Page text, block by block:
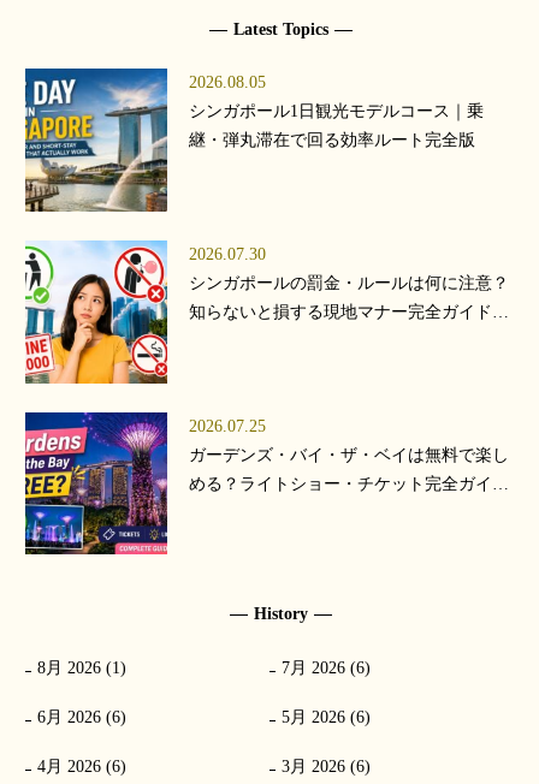
Latest Topics
2026.08.05
シンガポール1日観光モデルコース｜乗
継・弾丸滞在で回る効率ルート完全版
2026.07.30
シンガポールの罰金・ルールは何に注意？
知らないと損する現地マナー完全ガイド
2026.07.25
ガーデンズ・バイ・ザ・ベイは無料で楽し
める？ライトショー・チケット完全ガイド
History
8月 2026 (1) 7月 2026 (6)
6月 2026 (6) 5月 2026 (6)
4月 2026 (6) 3月 2026 (6)